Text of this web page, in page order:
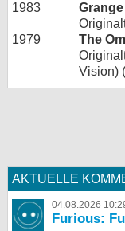
1983
1979
The
Vision)
AKTUELLE
04.08.2026
Furious: